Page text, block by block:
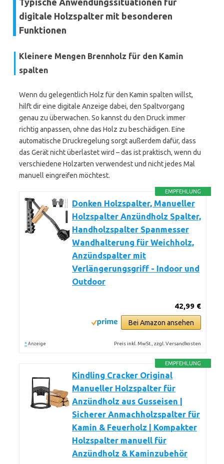
Typische Anwendungssituationen für
digitale Holzspalter mit besonderen
Funktionen
Kleinere Mengen Brennholz für den Kamin
spalten
Wenn du gelegentlich Holz für den Kamin spalten willst,
hilft dir eine digitale Anzeige dabei, den Spaltvorgang
genau zu überwachen. So kannst du den Druck immer
richtig anpassen, ohne das Holz zu beschädigen. Eine
automatische Druckregelung sorgt außerdem dafür, dass
das Gerät nicht überlastet wird – das ist praktisch, wenn du
verschiedene Holzarten verwendest und nicht jedes Mal
manuell eingreifen möchtest.
EMPFEHLUNG
Donken Holzspalter, Manueller
Holzspalter Anzündholz Spalter,
Handholzspalter Spanmesser
Wandhalterung für Weichholz,
Anzündspalter mit
Verlängerungsgriff - Indoor und
Outdoor
42,99 €
Bei Amazon ansehen
* Anzeige Preis inkl. MwSt., zzgl. Versandkosten
EMPFEHLUNG
Kindling Cracker Original
Manueller Holzspalter für
Anzündholz aus Gusseisen |
Sicherer Anmachholzspalter für
Kamin & Feuerholz | Kompakter
Holzspalter manuell für
Anzündholz & Kaminzubehör